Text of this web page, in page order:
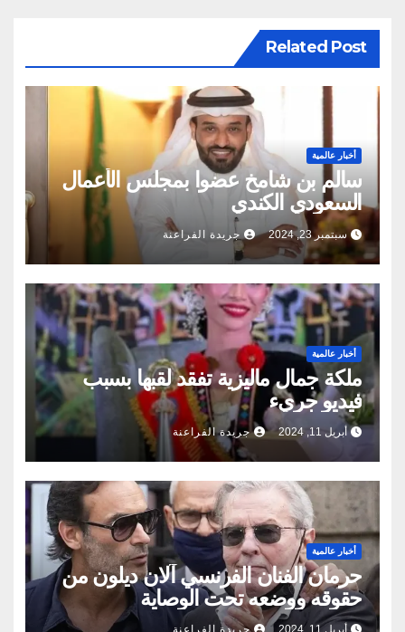
Related Post
أخبار عالمية
سالم بن شامخ عضوا بمجلس الأعمال
السعودي الكندي
سبتمبر 23, 2024 جريدة الفراعنة
أخبار عالمية
ملكة جمال ماليزية تفقد لقبها بسبب
فيديو جريء
أبريل 11, 2024 جريدة الفراعنة
أخبار عالمية
حرمان الفنان الفرنسي آلان ديلون من
حقوقه ووضعه تحت الوصاية